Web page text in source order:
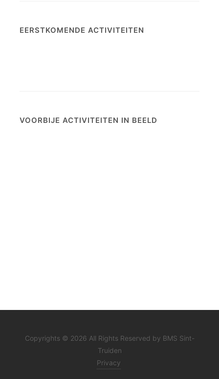
EERSTKOMENDE ACTIVITEITEN
VOORBIJE ACTIVITEITEN IN BEELD
Copyrights © 2026 All Rights Reserved by BMS Sint-
Truiden
Privacy